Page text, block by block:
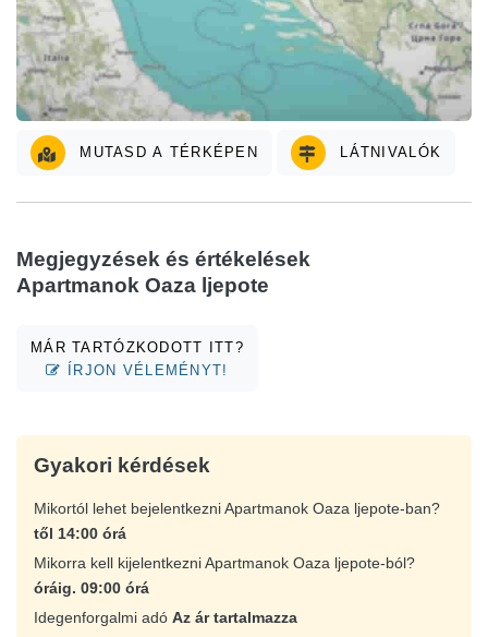
MUTASD A TÉRKÉPEN LÁTNIVALÓK
Megjegyzések és értékelések
Apartmanok Oaza ljepote
MÁR TARTÓZKODOTT ITT?
ÍRJON VÉLEMÉNYT!
Gyakori kérdések
Mikortól lehet bejelentkezni Apartmanok Oaza ljepote-ban?
től 14:00 órá
Mikorra kell kijelentkezni Apartmanok Oaza ljepote-ból?
óráig. 09:00 órá
Idegenforgalmi adó Az ár tartalmazza